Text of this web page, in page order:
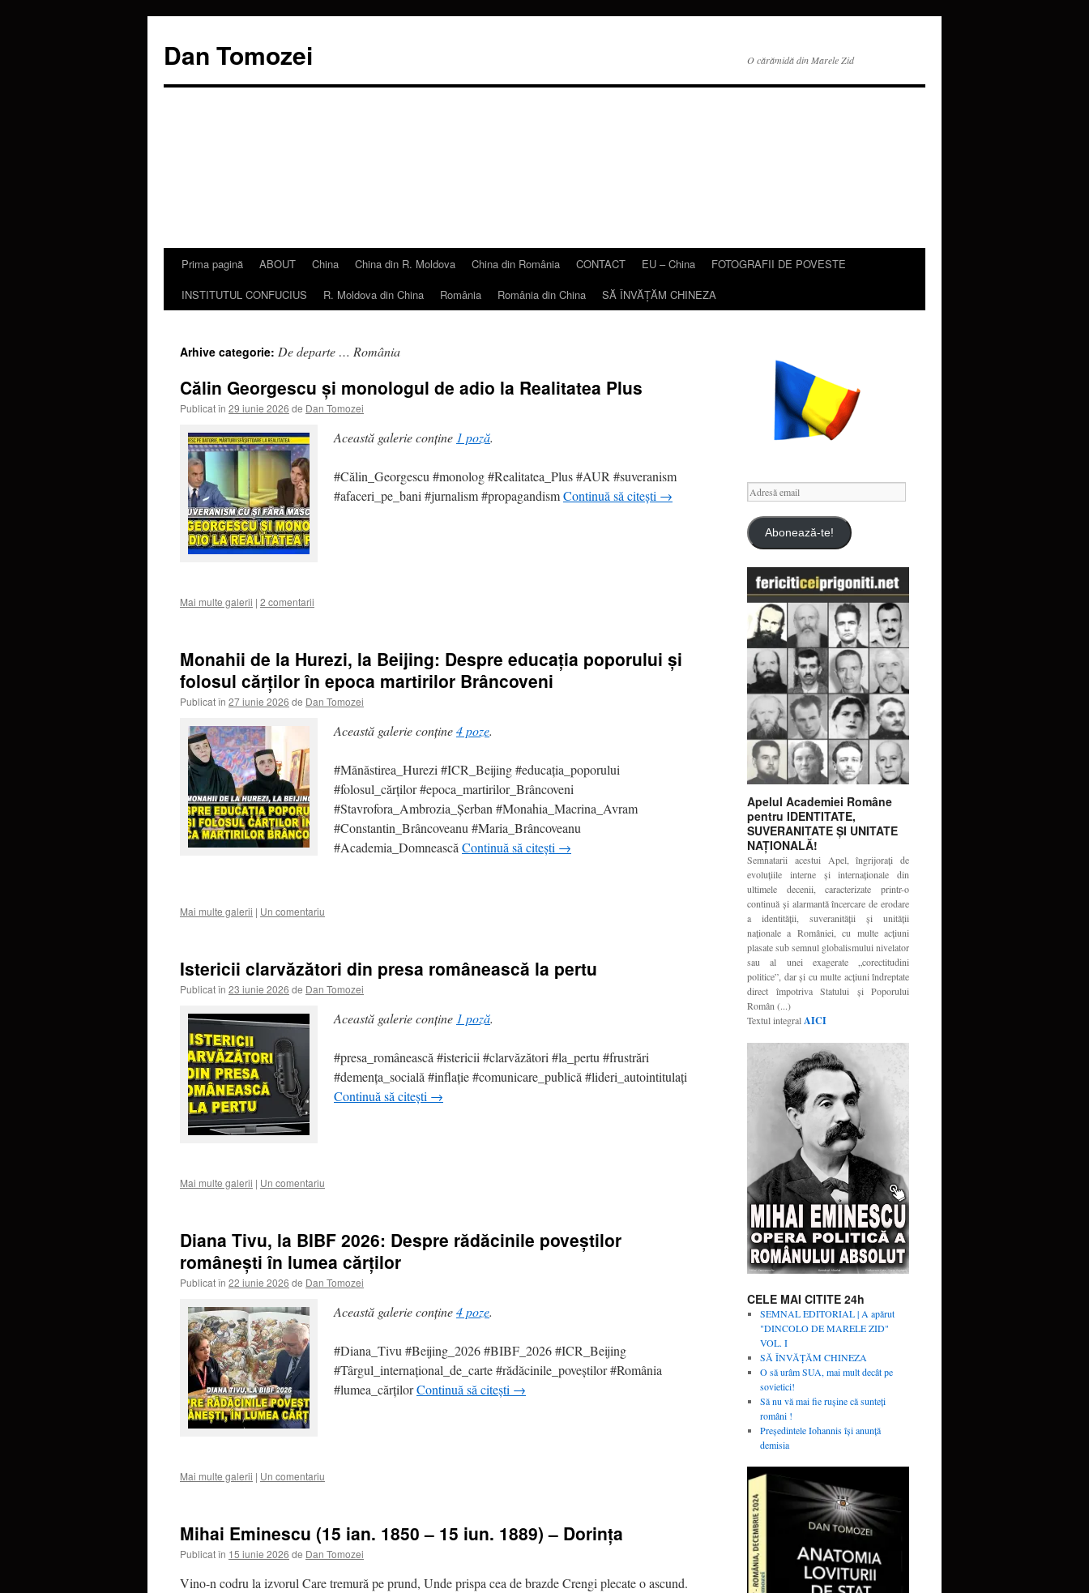
Dan Tomozei O cărămidă din Marele Zid
SariPrima pagină ABOUT China China din R. Moldova China din România CONTACT EU – China
FOTOGRAFII DE POVESTE
INSTITUTUL CONFUCIUS
R. Moldova din China România România din China SĂ ÎNVĂŢĂM CHINEZA
Arhive categorie: De departe … România
Călin Georgescu și monologul de adio la Realitatea Plus
Publicat în 29 iunie 2026 de Dan Tomozei
Această galerie conține 1 poză.
#Călin_Georgescu #monolog #Realitatea_Plus #AUR #suveranism
#afaceri_pe_bani #jurnalism #propagandismContinuă să citești →
Mai multe galerii | 2 comentarii
Monahii de la Hurezi, la Beijing: Despre educația poporului și
folosul cărților în epoca martirilor Brâncoveni
Publicat în 27 iunie 2026 de Dan Tomozei
Această galerie conține4 poze.
#Mănăstirea_Hurezi #ICR_Beijing #educația_poporului
#folosul_cărților #epoca_martirilor_Brâncoveni
#Stavrofora_Ambrozia_Șerban #Monahia_Macrina_Avram
#Constantin_Brâncoveanu #Maria_Brâncoveanu
#Academia_Domnească Continuă să citești →
Mai multe galerii | Un comentariu
Istericii clarvăzători din presa românească la pertu
Publicat în 23 iunie 2026 de Dan Tomozei
Această galerie conține 1 poză.
#presa_românească #istericii #clarvăzători #la_pertu #frustrări
#demența_socială #inflație #comunicare_publică #lideri_autointitulați
Continuă să citești →
Mai multe galerii | Un comentariu
Diana Tivu, la BIBF 2026: Despre rădăcinile poveștilor
românești în lumea cărților
Publicat în 22 iunie 2026 de Dan Tomozei
Această galerie conține4 poze.
#Diana_Tivu #Beijing_2026 #BIBF_2026 #ICR_Beijing
#Târgul_internațional_de_carte #rădăcinile_poveștilor #România
#lumea_cărțilorContinuă să citești →
Mai multe galerii | Un comentariu
Mihai Eminescu (15 ian. 1850 – 15 iun. 1889) – Dorinţa
Publicat în 15 iunie 2026 de Dan Tomozei
Vino-n codru la izvorul Care tremură pe prund, Unde prispa cea de brazde Crengi plecate o ascund.
Adresă
email
Abonează-te!
Apelul Academiei Române
pentru IDENTITATE,
SUVERANITATE ŞI UNITATE
NAŢIONALĂ!
Semnatarii acestui Apel, îngrijoraţi de
evoluţiile interne şi internaţionale din
ultimele decenii, caracterizate printr-o
continuă şi alarmantă încercare de erodare
a identităţii, suveranităţii şi unităţii
naţionale a României, cu multe acţiuni
plasate sub semnul globalismului nivelator
sau al unei exagerate „corectitudini
politice”, dar şi cu multe acţiuni îndreptate
direct împotriva Statului şi Poporului
Român (...)
Textul integralAICI
CELE MAI CITITE 24h
SEMNAL EDITORIAL | A apărut
"DINCOLO DE MARELE ZID"
VOL. I
SĂ ÎNVĂŢĂM CHINEZA
O să urâm SUA, mai mult decât pe
sovietici!
Să nu vă mai fie rușine că sunteți
români !
Președintele Iohannis își anunță
demisia